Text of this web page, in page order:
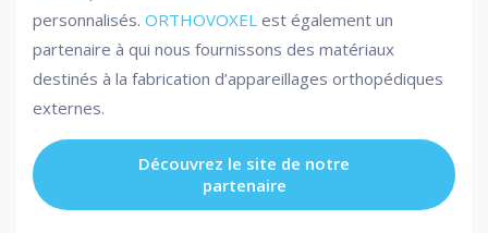
personnalisés. ORTHOVOXEL est également un
partenaire à qui nous fournissons des matériaux
destinés à la fabrication d’appareillages orthopédiques
externes.
Découvrez le site de notre
partenaire